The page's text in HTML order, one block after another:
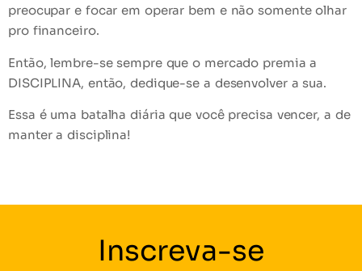
preocupar e focar em operar bem e não somente olhar
pro financeiro.
Então, lembre-se sempre que o mercado premia a
DISCIPLINA, então, dedique-se a desenvolver a sua.
Essa é uma batalha diária que você precisa vencer, a de
manter a disciplina!
Inscreva-se